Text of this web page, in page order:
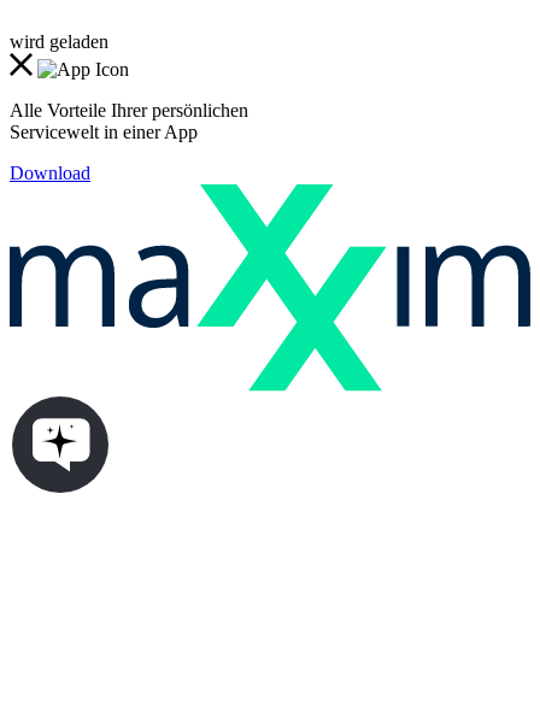
wird geladen
Alle Vorteile Ihrer persönlichen
Servicewelt in einer App
Download